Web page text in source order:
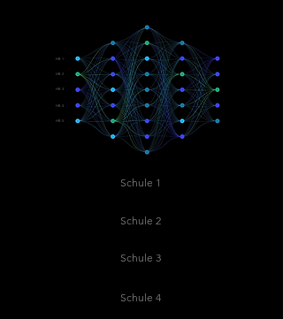
HB 1
HB 2
HB 3
HB 4
HB 5
Schule 1
Schule 2
Schule 3
Schule 4